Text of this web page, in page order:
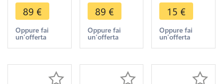
Rembrandt
1648 Silver
950/1000
Proof ->
89 €
Oppure fai
un'offerta
Ruine de
Jerusalem
Rembrandt
1630 Silver
Proof
89 €
Oppure fai
un'offerta
1794 1815
Pace Perp
Avg Liberivs
Roman
15 €
Oppure fai
un'offerta